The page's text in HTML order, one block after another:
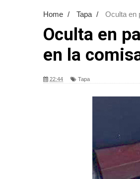
Home / Tapa / Oculta en
Oculta en
en la
22:44 Tapa